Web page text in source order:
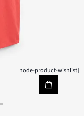
[node-product-wishlist]